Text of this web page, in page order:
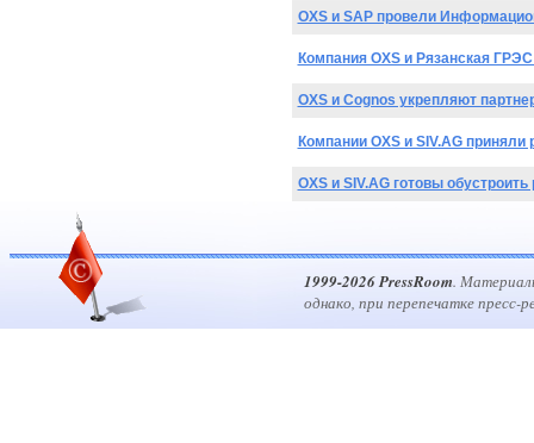
OXS и SAP провели
Компания OXS и Рязанская
OXS и Cognos укрепляют
Компании OXS и SIV.AG
OXS и SIV.AG готовы
1999-2026 PressRoom.
однако, при перепечатке пресс-